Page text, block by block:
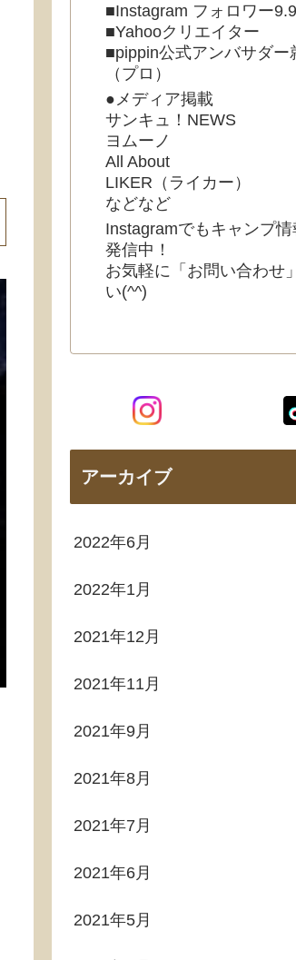
■Instagram フォロワー
■Yahooクリエイター
■pippin公式アンバサダー
（プロ）
●メディア掲載
サンキュ！NEWS
ヨムーノ
All About
LIKER（ライカー）
などなど
Instagramでもキャンプ情
発信中！
お気軽に「お問い合わせ
い(^^)
アーカイブ
2022年6月
2022年1月
2021年12月
2021年11月
2021年9月
2021年8月
2021年7月
2021年6月
2021年5月